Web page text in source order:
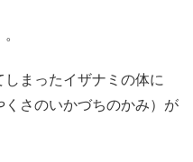
まったイザナミの体に
さのいかづちのかみ）が